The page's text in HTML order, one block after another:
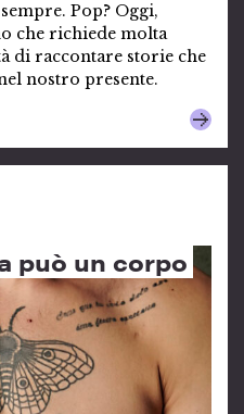
Pop? Oggi,
che richiede molta
di raccontare storie che
nostro presente.
può un corpo